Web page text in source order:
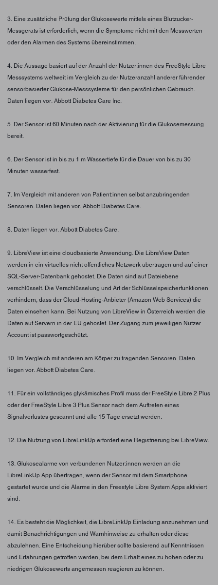
3. Eine zusätzliche Prüfung der Glukosewerte mittels eines Blutzucker-
Messgeräts ist erforderlich, wenn die Symptome nicht mit den Messwerten
oder den Alarmen des Systems übereinstimmen.
4. Die Aussage basiert auf der Anzahl der Nutzer:innen des FreeStyle Libre
Messsystems weltweit im Vergleich zu der Nutzeranzahl anderer führender
sensorbasierter Glukose-Messsysteme für den persönlichen Gebrauch.
Daten liegen vor. Abbott Diabetes Care Inc.
5. Der Sensor ist 60 Minuten nach der Aktivierung für die Glukosemessung
bereit.
6. Der Sensor ist in bis zu 1 m Wassertiefe für die Dauer von bis zu 30
Minuten wasserfest.
7. Im Vergleich mit anderen von Patient:innen selbst anzubringenden
Sensoren. Daten liegen vor. Abbott Diabetes Care.
8. Daten liegen vor. Abbott Diabetes Care.
9. LibreView ist eine cloudbasierte Anwendung. Die LibreView Daten
werden in ein virtuelles nicht öffentliches Netzwerk übertragen und auf einer
SQL-Server-Datenbank gehostet. Die Daten sind auf Dateiebene
verschlüsselt. Die Verschlüsselung und Art der Schlüsselspeicherfunktionen
verhindern, dass der Cloud-Hosting-Anbieter (Amazon Web Services) die
Daten einsehen kann. Bei Nutzung von LibreView in Österreich werden die
Daten auf Servern in der EU gehostet. Der Zugang zum jeweiligen Nutzer
Account ist passwortgeschützt.
10. Im Vergleich mit anderen am Körper zu tragenden Sensoren. Daten
liegen vor. Abbott Diabetes Care.
11. Für ein vollständiges glykämisches Profil muss der FreeStyle Libre 2 Plus
oder der FreeStyle Libre 3 Plus Sensor nach dem Auftreten eines
Signalverlustes gescannt und alle 15 Tage ersetzt werden.
12. Die Nutzung von LibreLinkUp erfordert eine Registrierung bei LibreView.
13. Glukosealarme von verbundenen Nutzer:innen werden an die
LibreLinkUp App übertragen, wenn der Sensor mit dem Smartphone
gestartet wurde und die Alarme in den Freestyle Libre System Apps aktiviert
sind.
14. Es besteht die Möglichkeit, die LibreLinkUp Einladung anzunehmen und
damit Benachrichtigungen und Warnhinweise zu erhalten oder diese
abzulehnen. Eine Entscheidung hierüber sollte basierend auf Kenntnissen
und Erfahrungen getroffen werden, bei dem Erhalt eines zu hohen oder zu
niedrigen Glukosewerts angemessen reagieren zu können.